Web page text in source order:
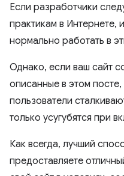
Если разработчики
практикам в Интернете,
нормально работать в
Однако, если ваш сайт
описанные в этом
пользователи
только усугубятся при
Как всегда, лучший
предоставляете